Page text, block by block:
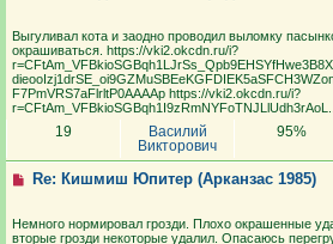
Выгуливал кота и заодно проводил выломку
окрашиваться. https://vki2.okcdn.ru/i?
F7PmVRS7aFlrltP0AAAAp https://vki2.okcdn.ru/i?
r=CFtAm_VFBkioSGBqh1I9zRmNYFoTNJLlUdh3rAoL...
19
Василий
Викторович
95%
Re: Кишмиш Юпитер (Арканзас 1985)
Немного нормировал грозди. Плохо окрашенные
вторые грозди некоторые удалил. Опасаюсь